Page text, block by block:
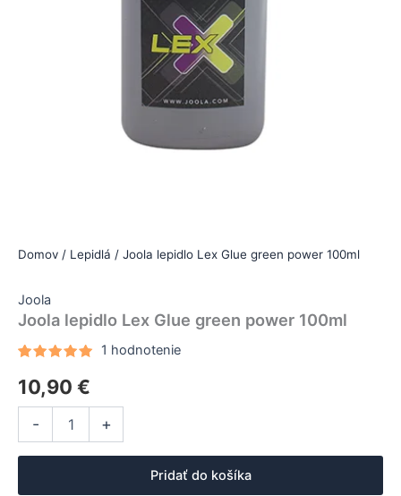
Domov / Lepidlá / Joola lepidlo Lex Glue green power 100ml
Joola
Joola lepidlo Lex Glue green power 100ml
5.00z 5
na základe
zákazníckej
recenzie
1 hodnotenie
10,90 €
- +
Pridať do košíka